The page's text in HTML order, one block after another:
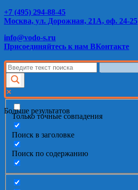
+7 (495) 294-88-45
Москва, ул. Дорожная, 21А, оф. 24-25
info@vodo-s.ru
Присоединяйтесь к нам ВКонтакте
Больше результатов
Только точные совпадения
Поиск в заголовке
Поиск по содержанию